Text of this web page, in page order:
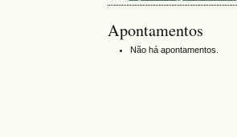
Apontamentos
Não há apontamentos.